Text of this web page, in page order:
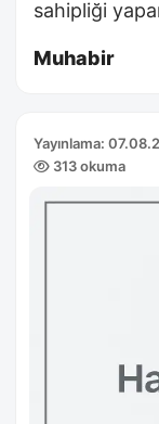
sahipliği
Muhabir
Yayınlama:
313 okuma